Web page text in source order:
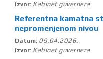
Izvor: Kabinet guvernera
Referentna kamatna
nepromenjenom nivou
Datum: 09.04.2026.
Izvor: Kabinet guvernera